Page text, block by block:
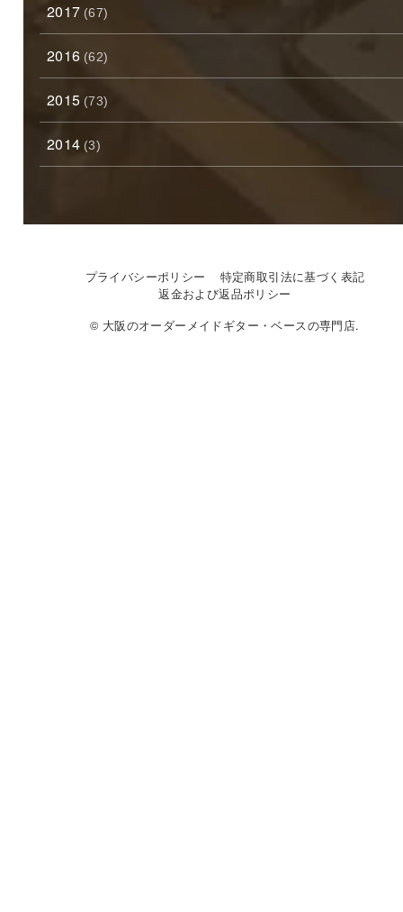
2017 (67)
2016 (62)
2015 (73)
2014 (3)
プライバシーポリシー
特定商取引法に基づく表記
返金および返品ポリシー
© 大阪のオーダーメイドギター・ベースの専門店.